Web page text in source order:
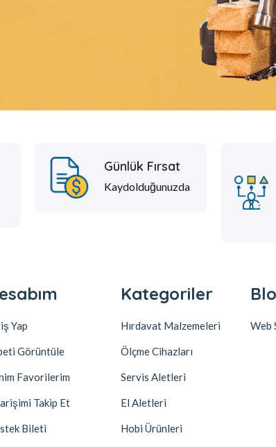
Günlük Fırsat
Kaydolduğunuzda
Yap
Görüntüle
Favorilerim
Takip Et
Bileti
Kategoriler
Hırdavat Malzemeleri
Ölçme Cihazları
Servis Aletleri
El Aletleri
Hobi Ürünleri
Web